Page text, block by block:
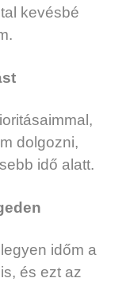
kevésbé
dolgozni,
idő alatt.
időm a
és ezt az